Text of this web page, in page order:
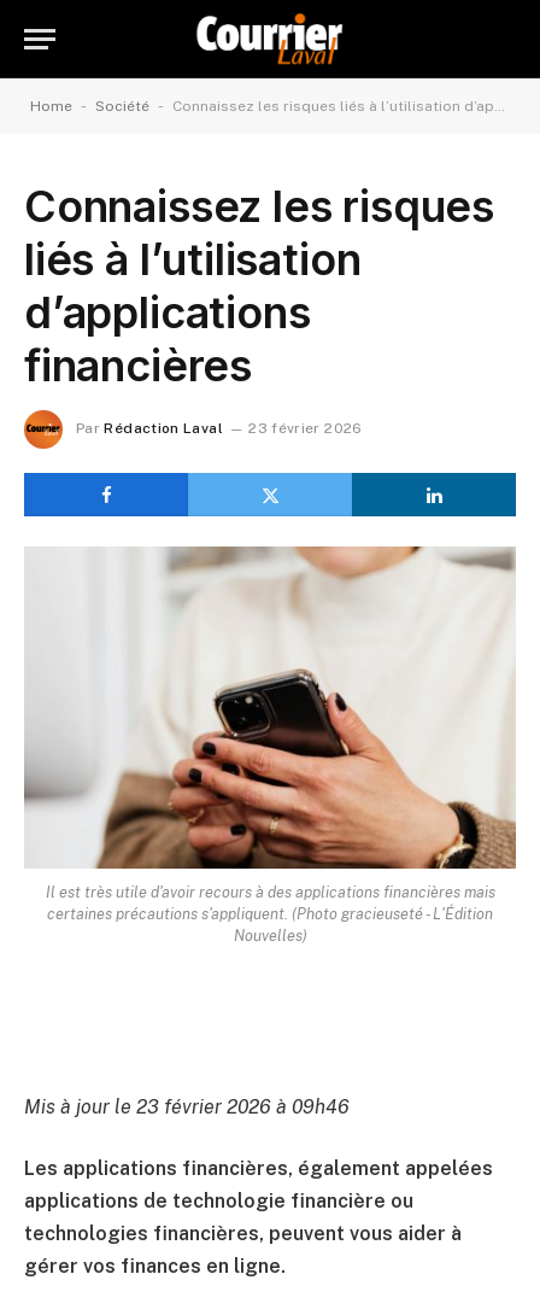
Home - Société - Connaissez les risques liés à l’utilisation d’applications financières
Connaissez les risques
liés à l’utilisation
d’applications
financières
Par Rédaction Laval 23 février 2026
Il est très utile d'avoir recours à des applications financières mais
certaines précautions s'appliquent. (Photo gracieuseté - L'Édition
Nouvelles)
Mis à jour le 23 février 2026 à 09h46
Les applications financières, également appelées
applications de technologie financière ou
technologies financières, peuvent vous aider à
gérer vos finances en ligne.